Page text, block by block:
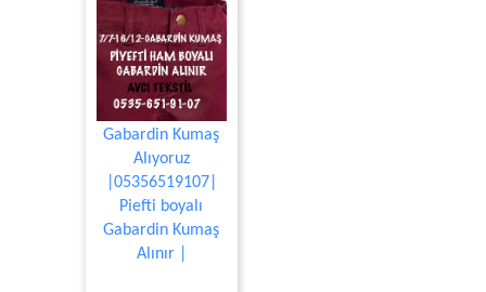
Gabardin Kumaş
Alıyoruz
|05356519107|
Piefti boyalı
Gabardin Kumaş
Alınır |